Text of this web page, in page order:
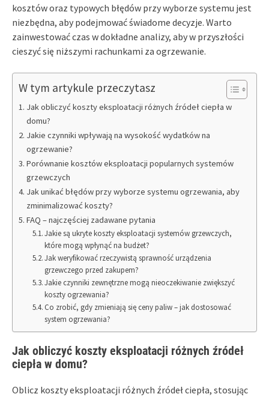
kosztów oraz typowych błędów przy wyborze systemu jest
niezbędna, aby podejmować świadome decyzje. Warto
zainwestować czas w dokładne analizy, aby w przyszłości
cieszyć się niższymi rachunkami za ogrzewanie.
W tym artykule przeczytasz
Jak obliczyć koszty eksploatacji różnych źródeł ciepła w
domu?
Jakie czynniki wpływają na wysokość wydatków na
ogrzewanie?
Porównanie kosztów eksploatacji popularnych systemów
grzewczych
Jak unikać błędów przy wyborze systemu ogrzewania, aby
zminimalizować koszty?
FAQ – najczęściej zadawane pytania
Jakie są ukryte koszty eksploatacji systemów grzewczych,
które mogą wpłynąć na budżet?
Jak weryfikować rzeczywistą sprawność urządzenia
grzewczego przed zakupem?
Jakie czynniki zewnętrzne mogą nieoczekiwanie zwiększyć
koszty ogrzewania?
Co zrobić, gdy zmieniają się ceny paliw – jak dostosować
system ogrzewania?
Jak obliczyć koszty eksploatacji różnych źródeł
ciepła w domu?
Oblicz koszty eksploatacji różnych źródeł ciepła, stosując